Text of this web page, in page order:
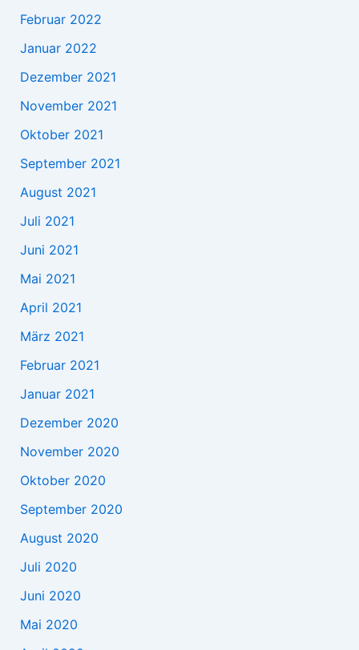
Februar 2022
Januar 2022
Dezember 2021
November 2021
Oktober 2021
September 2021
August 2021
Juli 2021
Juni 2021
Mai 2021
April 2021
März 2021
Februar 2021
Januar 2021
Dezember 2020
November 2020
Oktober 2020
September 2020
August 2020
Juli 2020
Juni 2020
Mai 2020